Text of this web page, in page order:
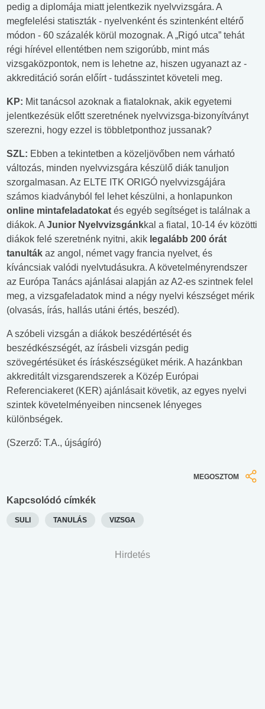
pedig a diplomája miatt jelentkezik nyelvvizsgára. A
megfelelési statiszták - nyelvenként és szintenként eltérő
módon - 60 százalék körül mozognak. A „Rigó utca” tehát
régi hírével ellentétben nem szigorúbb, mint más
vizsgaközpontok, nem is lehetne az, hiszen ugyanazt az -
akkreditáció során előírt - tudásszintet követeli meg.
KP: Mit tanácsol azoknak a fiataloknak, akik egyetemi
jelentkezésük előtt szeretnének nyelvvizsga-bizonyítványt
szerezni, hogy ezzel is többletponthoz jussanak?
SZL: Ebben a tekintetben a közeljövőben nem várható
változás, minden nyelvvizsgára készülő diák tanuljon
szorgalmasan. Az ELTE ITK ORIGÓ nyelvvizsgájára
számos kiadványból fel lehet készülni, a honlapunkon
online mintafeladatokat és egyéb segítséget is találnak a
diákok. A Junior Nyelvvizsgánkkal a fiatal, 10-14 év közötti
diákok felé szeretnénk nyitni, akik legalább 200 órát
tanulták az angol, német vagy francia nyelvet, és
kíváncsiak valódi nyelvtudásukra. A követelményrendszer
az Európa Tanács ajánlásai alapján az A2-es szintnek felel
meg, a vizsgafeladatok mind a négy nyelvi készséget mérik
(olvasás, írás, hallás utáni értés, beszéd).
A szóbeli vizsgán a diákok beszédértését és
beszédkészségét, az írásbeli vizsgán pedig
szövegértésüket és íráskészségüket mérik. A hazánkban
akkreditált vizsgarendszerek a Közép Európai
Referenciakeret (KER) ajánlásait követik, az egyes nyelvi
szintek követelményeiben nincsenek lényeges
különbségek.
(Szerző: T.A., újságíró)
MEGOSZTOM
Kapcsolódó címkék
SULI TANULÁS VIZSGA
Hirdetés